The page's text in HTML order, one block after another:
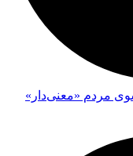
مردم «معنی‌دار»